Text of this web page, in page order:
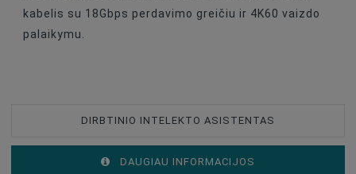
kabelis su 18Gbps perdavimo greičiu ir 4K60 vaizdo
palaikymu.
DIRBTINIO INTELEKTO ASISTENTAS
DAUGIAU INFORMACIJOS